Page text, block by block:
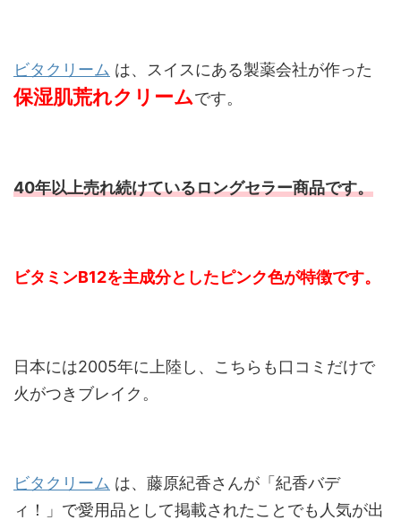
ビタクリーム は、スイスにある製薬会社が作った
保湿肌荒れクリームです。
40年以上売れ続けているロングセラー商品です。
ビタミンB12を主成分としたピンク色が特徴です。
日本には2005年に上陸し、こちらも口コミだけで
火がつきブレイク。
ビタクリーム は、藤原紀香さんが「紀香バデ
ィ！」で愛用品として掲載されたことでも人気が出